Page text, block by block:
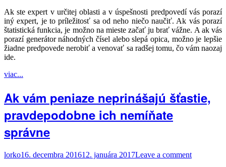
Ak ste expert v určitej oblasti a v úspešnosti predpovedí vás porazí
iný expert, je to príležitosť sa od neho niečo naučiť. Ak vás porazí
štatistická funkcia, je možno na mieste začať ju brať vážne. A ak vás
porazí generátor náhodných čísel alebo slepá opica, možno je lepšie
žiadne predpovede nerobiť a venovať sa radšej tomu, čo vám naozaj
ide.
viac...
Ak vám peniaze neprinášajú šťastie,
pravdepodobne ich nemíňate
správne
lorko16. decembra 201612. januára 2017Leave a comment